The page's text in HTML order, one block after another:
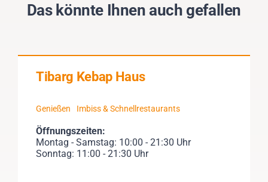
Das könnte Ihnen auch gefallen
Tibarg Kebap Haus
Genießen Imbiss & Schnellrestaurants
Öffnungszeiten:
Montag - Samstag: 10:00 - 21:30 Uhr
Sonntag: 11:00 - 21:30 Uhr